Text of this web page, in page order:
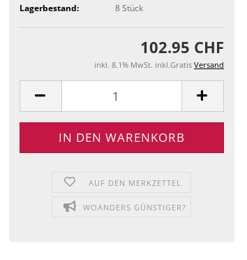
Lagerbestand:
8Stück
102.95 CHF
inkl. 8.1% MwSt. inkl.Gratis Versand
AUF DEN MERKZETTEL
WOANDERS GÜNSTIGER?